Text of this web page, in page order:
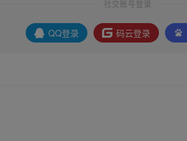
社交账号登录
QQ登录 码云登录